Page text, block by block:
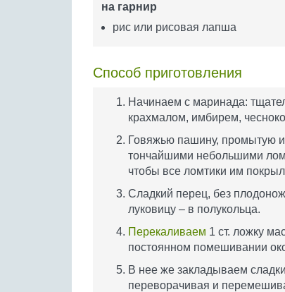
на гарнир
рис или рисовая лапша
Способ приготовления
Начинаем с маринада:
крахмалом, имбирем,
Говяжью пашину, промытую
тончайшими небольшими
чтобы все ломтики им
Сладкий перец, без
луковицу – в полукольца.
Перекаливаем 1 ст. ложку
постоянном помешивании
В нее же закладываем
переворачивая и